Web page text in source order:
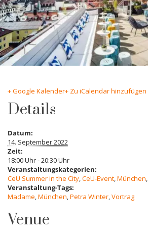
+ Google Kalender+ Zu iCalendar hinzufügen
Details
Datum:
14. September 2022
Zeit:
18:00 Uhr - 20:30 Uhr
Veranstaltungskategorien:
CeU Summer in the City,CeU-Event,München,
Veranstaltung-Tags:
Madame,München,Petra Winter,Vortrag
Venue